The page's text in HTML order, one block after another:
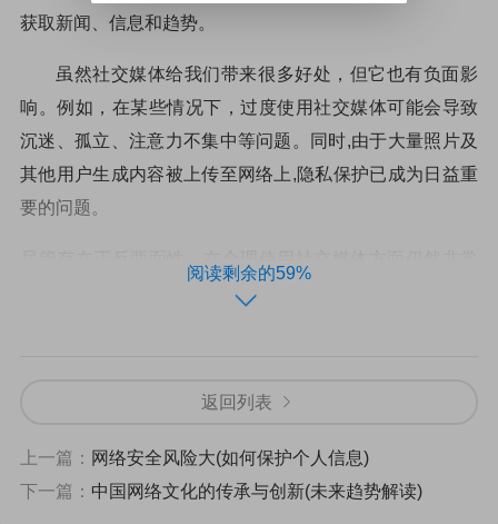
获取新闻、信息和趋势。
虽然社交媒体给我们带来很多好处，但它也有负面影
响。例如，在某些情况下，过度使用社交媒体可能会导致
沉迷、孤立、注意力不集中等问题。同时,由于大量照片及
其他用户生成内容被上传至网络上,隐私保护已成为日益重
要的问题。
它能够模拟出真实世界中不存在的环境和场景，为用
户带来真实身临其境的感受。随着计算机技术、图形学、
物理仿真等领域不断发展，虚拟现实技术也迅速进步，并
阅读剩余的59%
返回列表
上一篇： 网络安全风险大(如何保护个人信息)
下一篇： 中国网络文化的传承与创新(未来趋势解读)